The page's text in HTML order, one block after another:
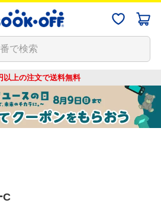
以上の注文で送料無料
C